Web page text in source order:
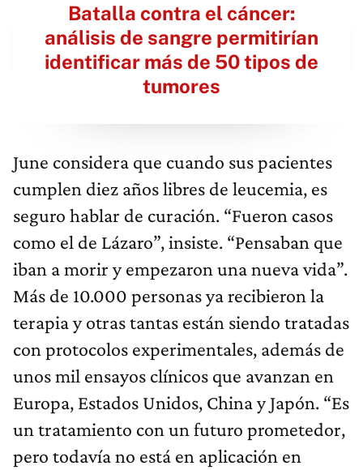
Batalla contra el cáncer:
análisis de sangre permitirían
identificar más de 50 tipos de
tumores
June considera que cuando sus pacientes
cumplen diez años libres de leucemia, es
seguro hablar de curación. “Fueron casos
como el de Lázaro”, insiste. “Pensaban que
iban a morir y empezaron una nueva vida”.
Más de 10.000 personas ya recibieron la
terapia y otras tantas están siendo tratadas
con protocolos experimentales, además de
unos mil ensayos clínicos que avanzan en
Europa, Estados Unidos, China y Japón. “Es
un tratamiento con un futuro prometedor,
pero todavía no está en aplicación en